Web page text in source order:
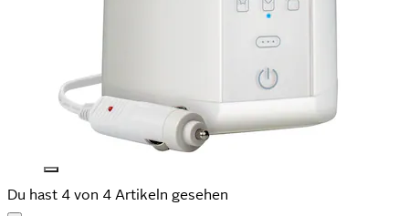
Du hast 4 von 4 Artikeln gesehen